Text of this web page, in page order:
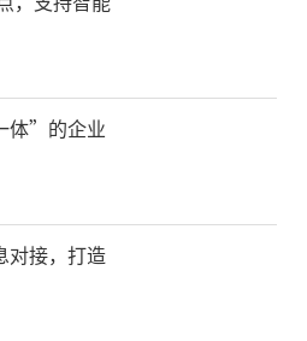
号衰减水平低、退相干
QKD成了最具吸引力的
团队借助“墨子号”卫
面站分发了量子密钥，
米，平均成码率可达1.1
)。
线”地面量子通信光纤
体”的企业
对接，打造